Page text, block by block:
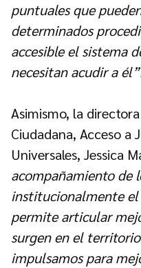
puntuales que
determinados
accesible el sistema
necesitan acudir a
Asimismo, la
Ciudadana, Acceso a
Universales, Jessica
acompañamiento de
institucionalmente el
permite articular
surgen en el
impulsamos para